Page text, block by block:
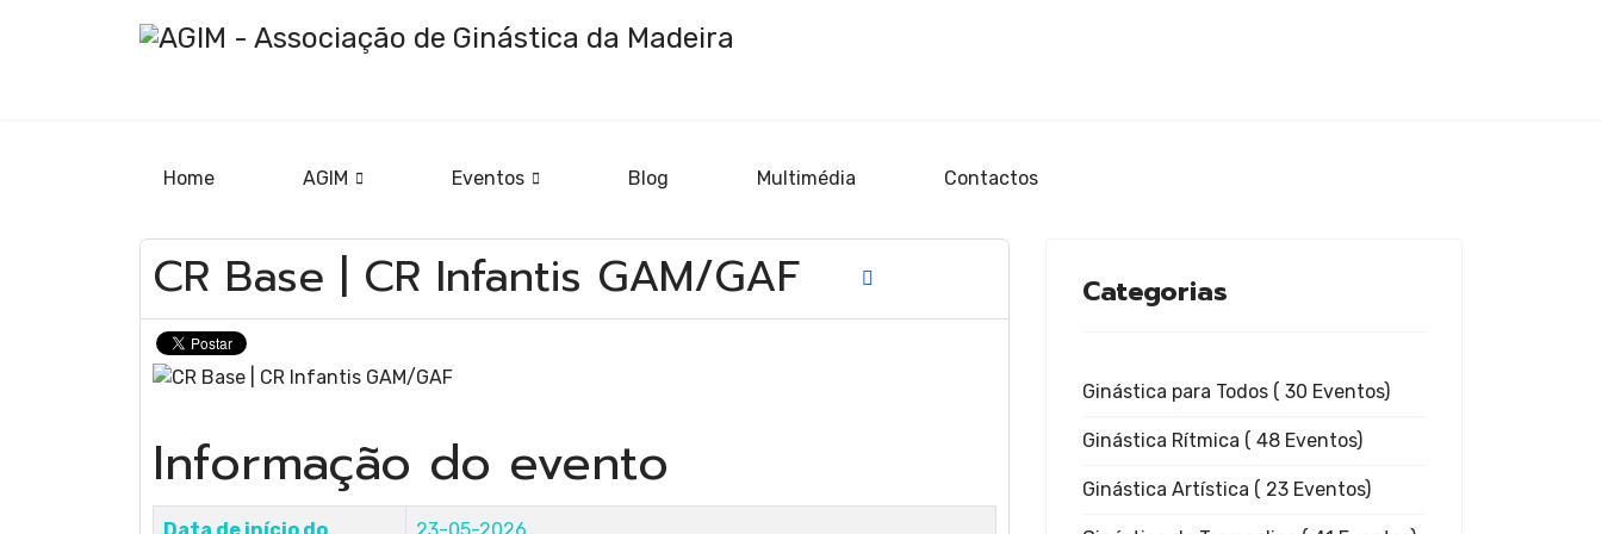
Home AGIM Eventos Blog Multimédia Contactos
Ginástica Artística
Ginástica Rítmica
Ginástica de
CR Base | CR Infantis GAM/GAF
Informação do evento
Categorias
Ginástica para Todos ( 30 Eventos)
Ginástica Rítmica ( 48 Eventos)
Ginástica Artística ( 23 Eventos)